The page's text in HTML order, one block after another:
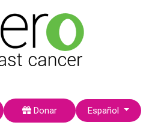
Donar Seleccione su idioma
Español